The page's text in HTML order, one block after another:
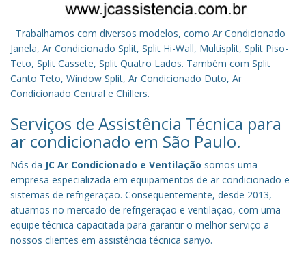
Trabalhamos com diversos modelos, como Ar Condicionado
Janela, Ar Condicionado Split, Split Hi-Wall, Multisplit, Split Piso-
Teto, Split Cassete, Split Quatro Lados. Também com Split
Canto Teto, Window Split, Ar Condicionado Duto, Ar
Condicionado Central e Chillers.
Serviços de Assistência Técnica para
ar condicionado em São Paulo.
Nós da JC Ar Condicionado e Ventilação somos uma
empresa especializada em equipamentos de ar condicionado e
sistemas de refrigeração. Consequentemente, desde 2013,
atuamos no mercado de refrigeração e ventilação, com uma
equipe técnica capacitada para garantir o melhor serviço a
nossos clientes em assistência técnica sanyo.